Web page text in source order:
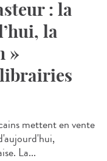
: la
la
»
mettent en vente
La...